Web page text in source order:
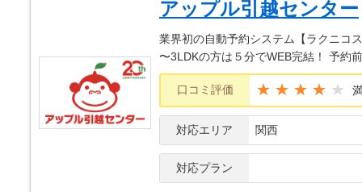
アップル引越センター
業界初の自動予約システム【ラクニコ
〜3LDKの方は５分でWEB完結！ 予約
口コミ評価 ★★★★
対応エリア 関西
対応プラン